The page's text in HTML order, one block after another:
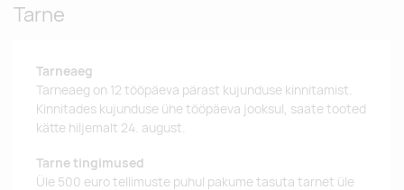
Tarne
Tarneaeg
Tarneaeg on 12 tööpäeva pärast kujunduse kinnitamist.
Kinnitades kujunduse ühe tööpäeva jooksul, saate tooted
kätte hiljemalt 24. august.
Tarne tingimused
Üle 500 euro tellimuste puhul pakume tasuta tarnet üle